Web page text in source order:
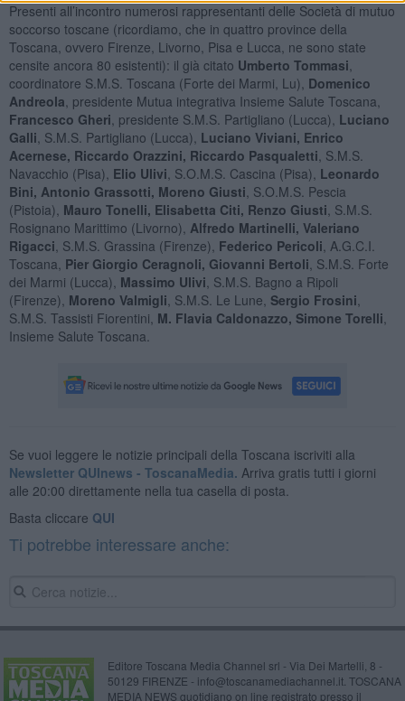
Presenti all’incontro numerosi rappresentanti delle Società di mutuo
soccorso toscane (ricordiamo, che in quattro province della
Toscana, ovvero Firenze, Livorno, Pisa e Lucca, ne sono state
censite ancora 80 esistenti): il già citato Umberto Tommasi
coordinatore S.M.S. Toscana (Forte dei Marmi, Lu), Domenico
Andreola , presidente Mutua integrativa Insieme Salute Toscana,
Francesco Gheri , presidente S.M.S. Partigliano (Lucca), Luciano
Galli , S.M.S. Partigliano (Lucca), Luciano Viviani, Enrico
Acernese, Riccardo Orazzini, Riccardo Pasqualetti , S.M.S.
Navacchio (Pisa), Elio Ulivi , S.O.M.S. Cascina (Pisa), Leonardo
Bini, Antonio Grassotti, Moreno Giusti , S.O.M.S. Pescia
(Pistoia), Mauro Tonelli, Elisabetta Citi, Renzo Giusti , S.M.S.
Rosignano Marittimo (Livorno), Alfredo Martinelli, Valeriano
Rigacci , S.M.S. Grassina (Firenze), Federico Pericoli , A.G.C.I.
Toscana, Pier Giorgio Ceragnoli, Giovanni Bertoli , S.M.S. Forte
dei Marmi (Lucca), Massimo Ulivi , S.M.S. Bagno a Ripoli
(Firenze), Moreno Valmigli , S.M.S. Le Lune, Sergio Frosini
S.M.S. Tassisti Fiorentini, M. Flavia Caldonazzo, Simone Torelli
Insieme Salute Toscana.
Se vuoi leggere le notizie principali della Toscana iscriviti alla
Newsletter QUInews - ToscanaMedia. Arriva gratis tutti i giorni
alle 20:00 direttamente nella tua casella di posta.
Basta cliccare QUI
Ti potrebbe interessare anche:
Editore Toscana Media Channel srl - Via Dei Martelli, 8 -
50129 FIRENZE - info@toscanamediachannel.it. TOSCANA
MEDIA NEWS quotidiano on line registrato presso il